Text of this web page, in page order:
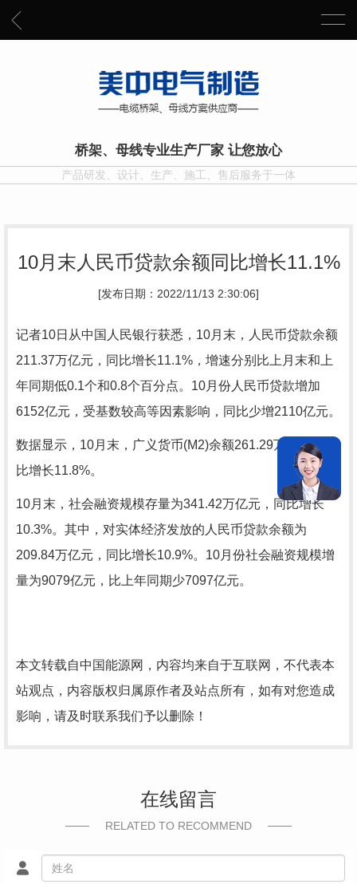
桥架、母线专业生产厂家 让您放心
产品研发、设计、生产、施工、售后服务于一体
10月末人民币贷款余额同比增长11.1%
[发布日期：2022/11/13 2:30:06]
记者10日从中国人民银行获悉，10月末，人民币贷款余额
211.37万亿元，同比增长11.1%，增速分别比上月末和上
年同期低0.1个和0.8个百分点。10月份人民币贷款增加
6152亿元，受基数较高等因素影响，同比少增2110亿元。
数据显示，10月末，广义货币(M2)余额261.29万亿元，同
比增长11.8%。
10月末，社会融资规模存量为341.42万亿元，同比增长
10.3%。其中，对实体经济发放的人民币贷款余额为
209.84万亿元，同比增长10.9%。10月份社会融资规模增
量为9079亿元，比上年同期少7097亿元。
本文转载自中国能源网，内容均来自于互联网，不代表本
站观点，内容版权归属原作者及站点所有，如有对您造成
影响，请及时联系我们予以删除！
在线留言
RELATED TO RECOMMEND